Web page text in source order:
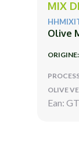
MIX
Olive
OLIVE
Ean: